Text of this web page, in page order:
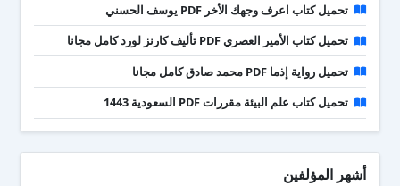
تحميل كتاب اعرف وجهك الأخر PDF يوسف الحسني
تحميل كتاب الأمير العصري PDF تأليف كارنز لورد كامل مجانا
تحميل رواية إذما PDF محمد صادق كامل مجانا
تحميل كتاب علم البيئة مقررات PDF السعودية 1443
أشهر المؤلفين